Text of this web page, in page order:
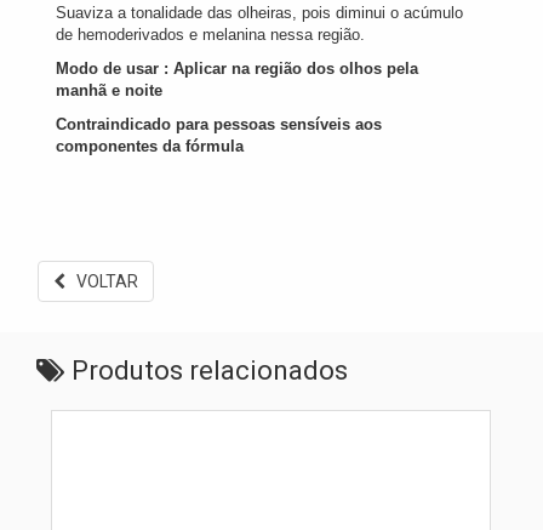
Suaviza a tonalidade das olheiras, pois diminui o acúmulo
de hemoderivados e melanina nessa região.
Modo de usar : Aplicar na região dos olhos pela
manhã e noite
Contraindicado para pessoas sensíveis aos
componentes da fórmula
VOLTAR
Produtos relacionados